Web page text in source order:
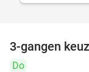
3-gangen
Do